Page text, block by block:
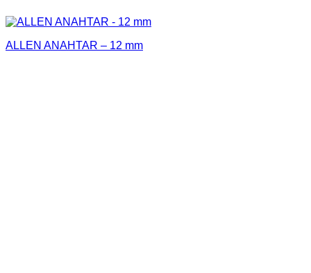
ALLEN ANAHTAR – 12 mm